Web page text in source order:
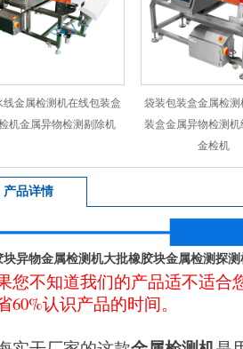
线金属检测机在线包装盒
机金属异物检测剔除机
袋装包装盒金属检测
装盒金属异物检测机
金检机
产品详情
块异物金属检测机大批橡胶块金属检测探
您不知道我们的产品适不适合
60%认识产品的时间。